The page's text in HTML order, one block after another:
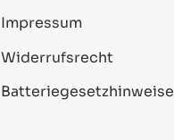
Impressum
Widerrufsrecht
Batteriegesetzhinweise